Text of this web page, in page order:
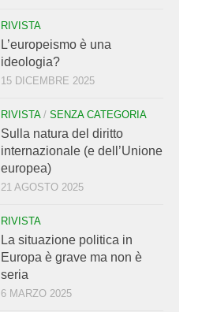
RIVISTA
L’europeismo è una
ideologia?
15 DICEMBRE 2025
RIVISTA/ SENZA CATEGORIA
Sulla natura del diritto
internazionale (e dell’Unione
europea)
21 AGOSTO 2025
RIVISTA
La situazione politica in
Europa è grave ma non è
seria
6 MARZO 2025